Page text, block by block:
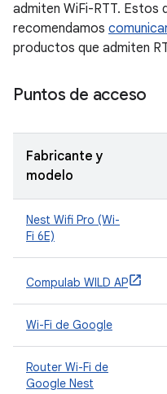
admiten WiFi-RTT. Estos
recomendamos
productos que admiten
Puntos de acceso
Fabricante y
modelo
Nest Wifi Pro (Wi-
Fi 6E)
Compulab WILD AP
Wi-Fi de Google
Router Wi-Fi de
Google Nest